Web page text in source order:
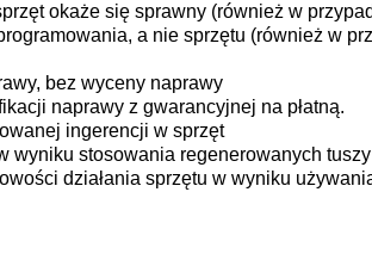
okaże się sprawny (również w
a nie sprzętu (również w
bez wyceny naprawy
naprawy z gwarancyjnej na płatną.
ingerencji w sprzęt
wyniku stosowania regenerowanych tuszy
działania sprzętu w wyniku